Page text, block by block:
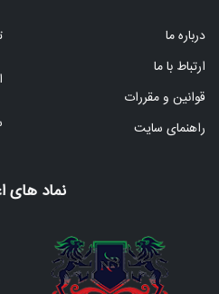
درباره ما
ارتباط با ما
قوانین و مقررات
راهنمای سایت
نماد های